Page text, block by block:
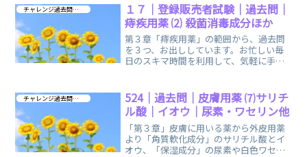
チャレンジ過去問 第３章
１７｜登録販売者試験｜過去問｜
痔疾用薬 ⑵ 殺菌消毒成分ほか
第３章「痔疾用薬」の範囲から、過去問
を３つ、お出ししています。お忙しい毎
日のスキマ時間を利用して、気軽に手軽
チャレンジ過去問 第３章
524｜過去問｜皮膚用薬 ⑺サリチ
ル酸｜イオウ｜尿素・ワセリン他
「第３章」皮膚に用いる薬から外皮用薬
より「角質軟化成分」のサリチル酸とイ
オウ、「保湿成分」の尿素や白色ワセリ